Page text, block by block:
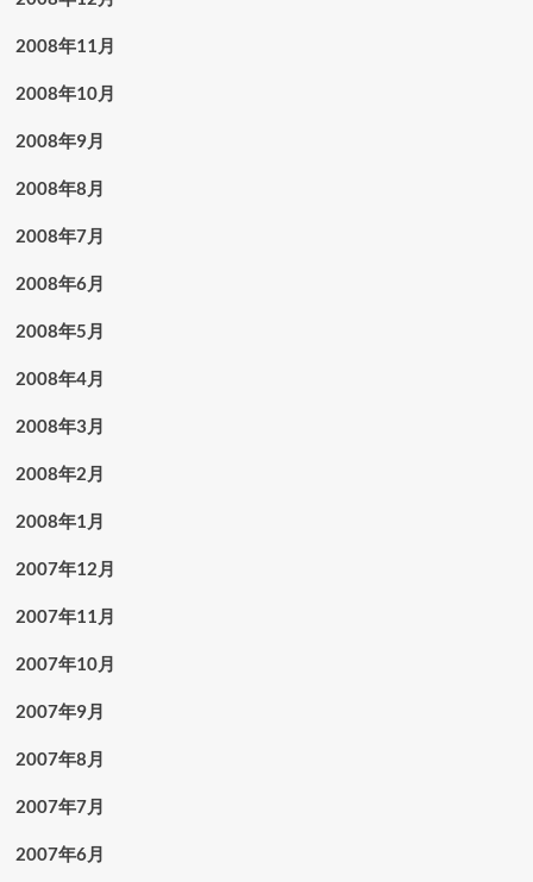
2008年11月
2008年10月
2008年9月
2008年8月
2008年7月
2008年6月
2008年5月
2008年4月
2008年3月
2008年2月
2008年1月
2007年12月
2007年11月
2007年10月
2007年9月
2007年8月
2007年7月
2007年6月